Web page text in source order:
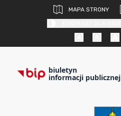
MAPA STRONY
biuletyn
informacji publicznej